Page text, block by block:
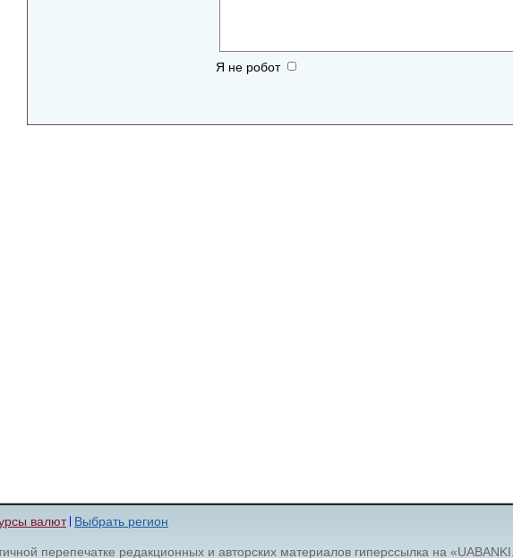
Я не робот
валют Выбрать регион
перепечатке редакционных и авторских материалов гиперссылка на